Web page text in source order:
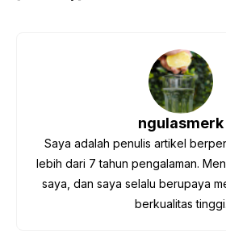
ngulasmerk
Saya adalah penulis artikel
lebih dari 7 tahun pengalaman.
saya, dan saya selalu berupaya
berkualitas tinggi.